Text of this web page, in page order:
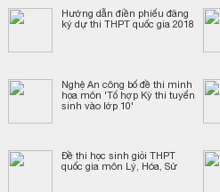
Hướng dẫn điền phiếu đăng
ký dự thi THPT quốc gia 2018
Nghệ An công bố đề thi minh
họa môn 'Tổ hợp Kỳ thi tuyển
sinh vào lớp 10'
Đề thi học sinh giỏi THPT
quốc gia môn Lý, Hóa, Sử